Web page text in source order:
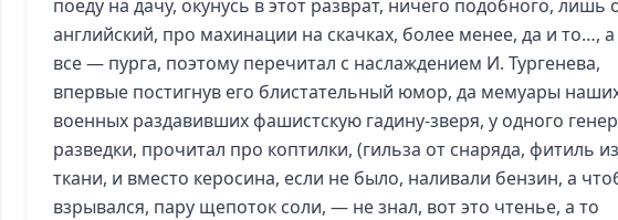
поеду на дачу, окунусь в этот разврат, ничего подобного, лишь
английский, про махинации на скачках, более менее, да и то…,
все — пурга, поэтому перечитал с наслаждением И. Тургенева,
впервые постигнув его блистательный юмор, да мемуары
военных раздавивших фашистскую гадину-зверя, у одного
разведки, прочитал про коптилки, (гильза от снаряда, фитиль из
ткани, и вместо керосина, если не было, наливали бензин, а
взрывался, пару щепоток соли, — не знал, вот это чтенье, а то